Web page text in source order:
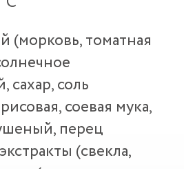
(морковь, томатная
соль
соевая мука,
перец
(свекла,